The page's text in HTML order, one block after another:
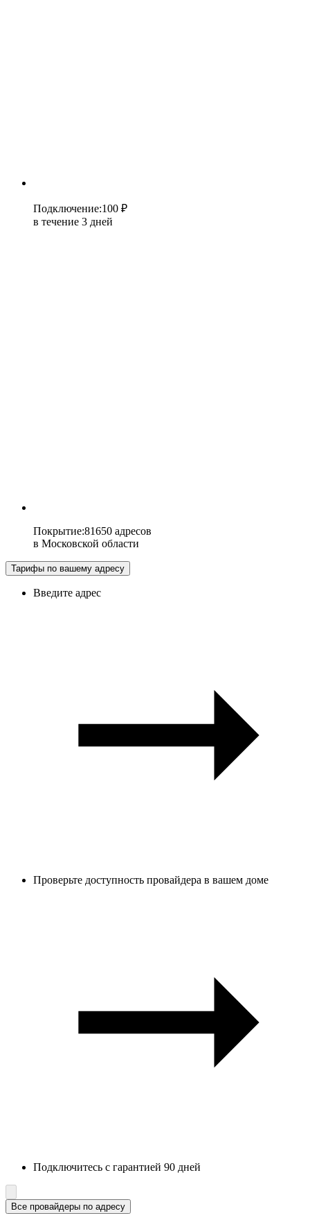
Подключение:100 ₽
в течение 3 дней
Покрытие:81650 адресов
в Московской области
Тарифы по вашему адресу
Введите адрес
Проверьте доступность провайдера в вашем доме
Подключитесь с гарантией 90 дней
Все провайдеры по адресу